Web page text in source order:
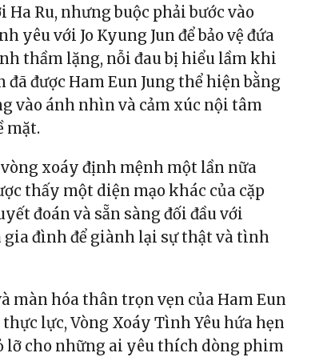
Ru, nhưng buộc phải bước vào
yêu với Jo Kyung Jun để bảo vệ đứa
thầm lặng, nỗi đau bị hiểu lầm khi
đã được Ham Eun Jung thể hiện bằng
vào ánh nhìn và cảm xúc nội tâm
mặt.
xoáy định mệnh một lần nữa
thấy một diện mạo khác của cặp
đoán và sẵn sàng đối đầu với
đình để giành lại sự thật và tình
màn hóa thân trọn vẹn của Ham Eun
lực, Vòng Xoáy Tình Yêu hứa hẹn
lỡ cho những ai yêu thích dòng phim